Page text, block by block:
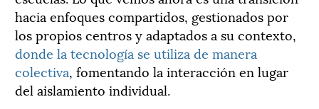
hacia enfoques compartidos, gestionados por
los propios centros y adaptados a su contexto,
donde la tecnología se utiliza de manera
colectiva, fomentando la interacción en lugar
del aislamiento individual.